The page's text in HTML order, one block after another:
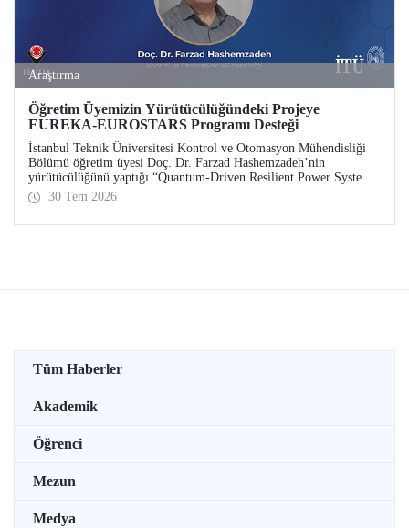
Araştırma
Öğretim Üyemizin Yürütücülüğündeki Projeye
EUREKA-EUROSTARS Programı Desteği
İstanbul Teknik Üniversitesi Kontrol ve Otomasyon Mühendisliği
Bölümü öğretim üyesi Doç. Dr. Farzad Hashemzadeh’nin
yürütücülüğünü yaptığı “Quantum-Driven Resilient Power Systems:
Revolutionizing Energy Security for the Future” başlıklı projesi,
EUREKA-EUROSTARS Programı kapsamında desteklenmeye hak
kazandı.
30 Tem 2026
Tüm Haberler
Akademik
Öğrenci
Mezun
Medya